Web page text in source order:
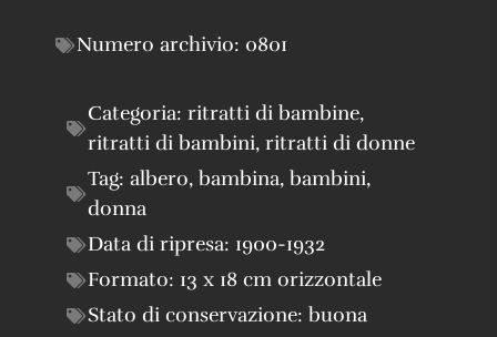
Numero archivio: 0801
Categoria: ritratti di bambine,
ritratti di bambini, ritratti di donne
Tag: albero, bambina, bambini,
donna
Data di ripresa: 1900-1932
Formato: 13 x 18 cm orizzontale
Stato di conservazione: buona